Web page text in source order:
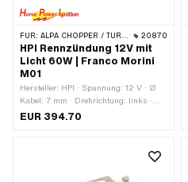
FÜR: ALPA CHOPPER / TURBO · MALAGUTI · FRANCO MORINI 20870
HPI Rennzündung 12V mit
Licht 60W | Franco Morini
M01
Hersteller: HPI · Spannung: 12 V · Ø
Kabel: 7 mm · Drehrichtung: links ·
Drehrichtung: rechts · Leistung: 60 W
EUR 394.70